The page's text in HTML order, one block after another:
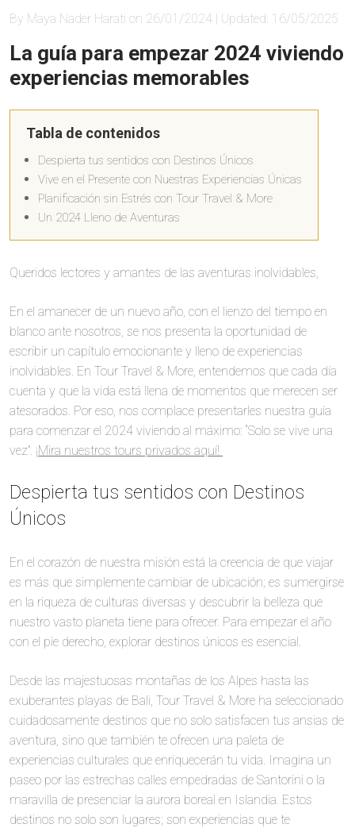
By Maya Nader Harati on 26/01/2024 | Updated: 16/05/2025
La guía para empezar 2024 viviendo
experiencias memorables
Tabla de contenidos
Despierta tus sentidos con Destinos Únicos
Vive en el Presente con Nuestras Experiencias Únicas
Planificación sin Estrés con Tour Travel & More
Un 2024 Lleno de Aventuras
Queridos lectores y amantes de las aventuras inolvidables,
En el amanecer de un nuevo año, con el lienzo del tiempo en
blanco ante nosotros, se nos presenta la oportunidad de
escribir un capítulo emocionante y lleno de experiencias
inolvidables. En Tour Travel & More, entendemos que cada día
cuenta y que la vida está llena de momentos que merecen ser
atesorados. Por eso, nos complace presentarles nuestra guía
para comenzar el 2024 viviendo al máximo: “Solo se vive una
vez”. ¡Mira nuestros tours privados aquí!
Despierta tus sentidos con Destinos
Únicos
En el corazón de nuestra misión está la creencia de que viajar
es más que simplemente cambiar de ubicación; es sumergirse
en la riqueza de culturas diversas y descubrir la belleza que
nuestro vasto planeta tiene para ofrecer. Para empezar el año
con el pie derecho, explorar destinos únicos es esencial.
Desde las majestuosas montañas de los Alpes hasta las
exuberantes playas de Bali, Tour Travel & More ha seleccionado
cuidadosamente destinos que no solo satisfacen tus ansias de
aventura, sino que también te ofrecen una paleta de
experiencias culturales que enriquecerán tu vida. Imagina un
paseo por las estrechas calles empedradas de Santorini o la
maravilla de presenciar la aurora boreal en Islandia. Estos
destinos no solo son lugares; son experiencias que te